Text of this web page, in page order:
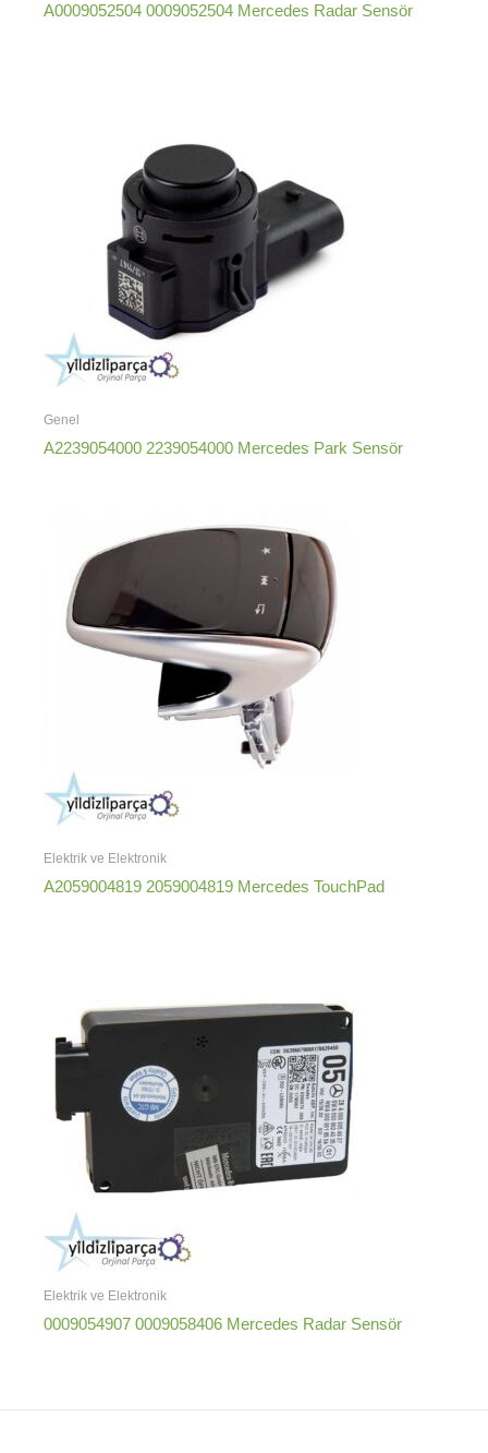
A0009052504 0009052504 Mercedes Radar Sensör
Genel
A2239054000 2239054000 Mercedes Park Sensör
Elektrik ve Elektronik
A2059004819 2059004819 Mercedes TouchPad
Elektrik ve Elektronik
0009054907 0009058406 Mercedes Radar Sensör